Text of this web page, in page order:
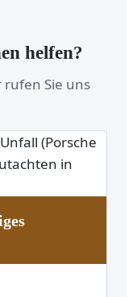
helfen?
rufen Sie uns